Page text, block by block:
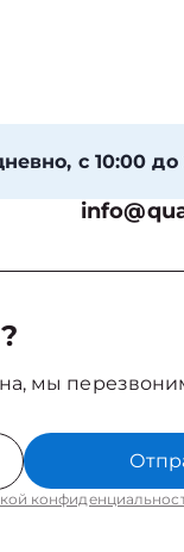
с 10:00 до
мы